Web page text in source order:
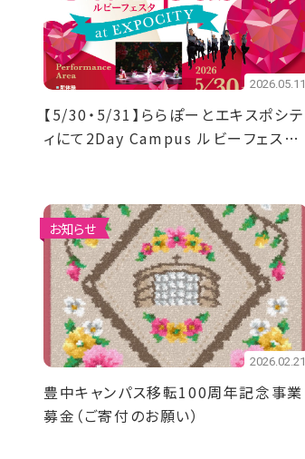
2026.05.11
【5/30・5/31】ららぽーとエキスポシテ
ィにて2Day Campus ルビーフェスタ
お知らせ
2026.02.21
豊中キャンパス移転100周年記念事業
募金（ご寄付のお願い）